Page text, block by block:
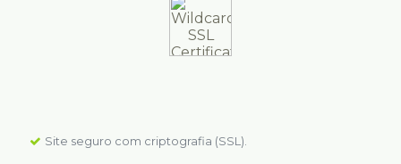
Site seguro com criptografia (SSL).